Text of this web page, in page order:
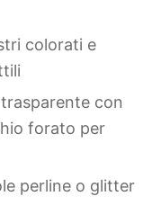
colorati e
con
forato per
perline o glitter